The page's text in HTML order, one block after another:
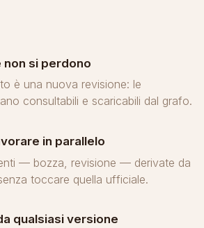
non si perdono
è una nuova revisione: le
consultabili e scaricabili dal grafo.
in parallelo
— bozza, revisione — derivate da
toccare quella ufficiale.
qualsiasi versione